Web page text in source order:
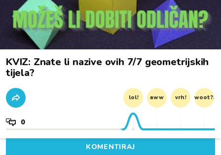
KVIZ: Znate li nazive ovih 7/7 geometrijskih
tijela?
lol! aww vrh! woot?!
0
KOMENTIRAJ